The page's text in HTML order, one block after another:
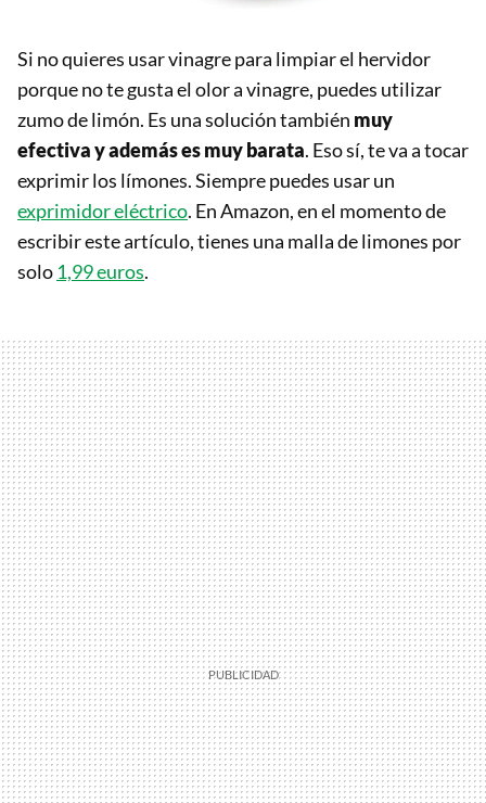
Si no quieres usar vinagre para limpiar el hervidor
porque no te gusta el olor a vinagre, puedes utilizar
zumo de limón. Es una solución también muy
efectiva y además es muy barata. Eso sí, te va a tocar
exprimir los límones. Siempre puedes usar un
exprimidor eléctrico. En Amazon, en el momento de
escribir este artículo, tienes una malla de limones por
solo 1,99 euros.